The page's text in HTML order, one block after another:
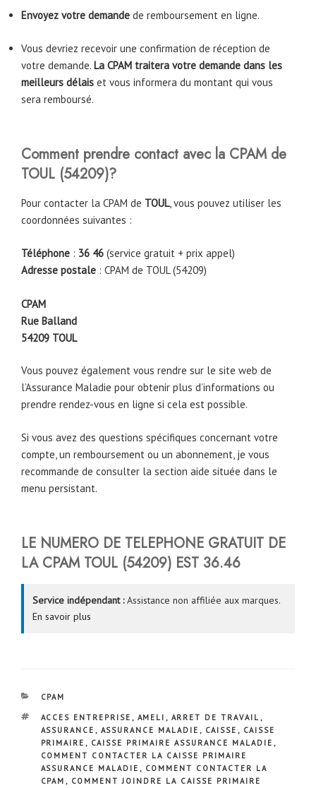
Envoyez votre demande de remboursement en ligne.
Vous devriez recevoir une confirmation de réception de
votre demande. La CPAM traitera votre demande dans les
meilleurs délais et vous informera du montant qui vous
sera remboursé.
Comment prendre contact avec la CPAM de
TOUL (54209)?
Pour contacter la CPAM de TOUL, vous pouvez utiliser les
coordonnées suivantes :
Téléphone : 36 46 (service gratuit + prix appel)
Adresse postale : CPAM de TOUL (54209)
CPAM
Rue Balland
54209 TOUL
Vous pouvez également vous rendre sur le site web de
l’Assurance Maladie pour obtenir plus d’informations ou
prendre rendez-vous en ligne si cela est possible.
Si vous avez des questions spécifiques concernant votre
compte, un remboursement ou un abonnement, je vous
recommande de consulter la section aide située dans le
menu persistant.
LE NUMERO DE TELEPHONE GRATUIT DE
LA CPAM TOUL (54209) EST 36.46
Service indépendant :Assistance non affiliée aux marques.
En savoir plus
CATÉGORIES
CPAM
ÉTIQUETTES
ACCES ENTREPRISE , AMELI , ARRET DE TRAVAIL ,
ASSURANCE , ASSURANCE MALADIE , CAISSE , CAISSE
PRIMAIRE , CAISSE PRIMAIRE ASSURANCE MALADIE ,
COMMENT CONTACTER LA CAISSE PRIMAIRE
ASSURANCE MALADIE , COMMENT CONTACTER LA
CPAM , COMMENT JOINDRE LA CAISSE PRIMAIRE